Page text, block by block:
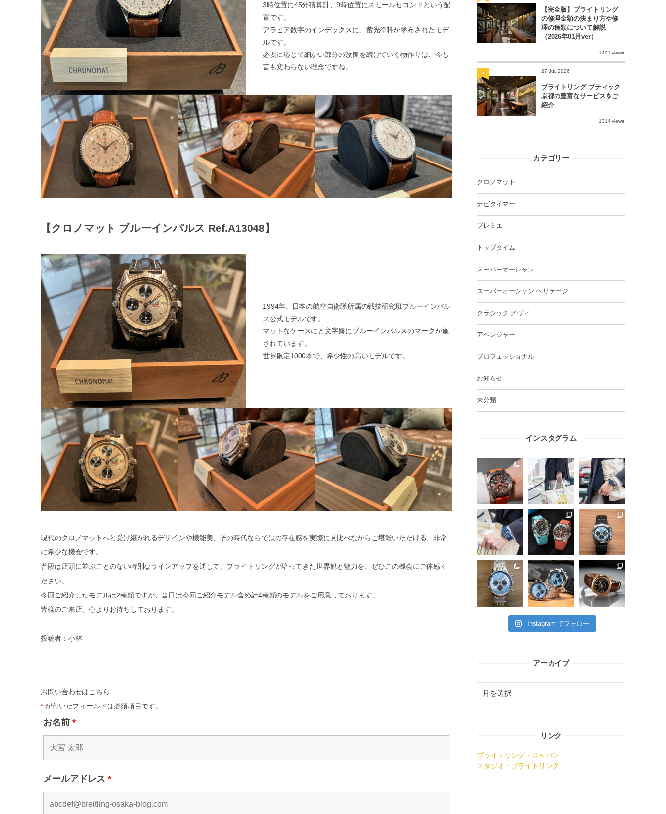
3時位置に45分積算計、9時位置にスモールセコンドという配
置です。
アラビア数字のインデックスに、蓄光塗料が塗布されたモデ
ルです。
必要に応じて細かい部分の改良を続けていく物作りは、今も
昔も変わらない理念ですね。
【クロノマット ブルーインパルス Ref.A13048】
1994年、日本の航空自衛隊所属の戦技研究班ブルーインパル
ス公式モデルです。
マットなケースにと文字盤にブルーインパルスのマークが施
されています。
世界限定1000本で、希少性の高いモデルです。
現代のクロノマットへと受け継がれるデザインや機能美、その時代ならではの存在感を実際に見比べながらご堪能いただける、非常
に希少な機会です。
普段は店頭に並ぶことのない特別なラインアップを通して、ブライトリングが培ってきた世界観と魅力を、ぜひこの機会にご体感く
ださい。
今回ご紹介したモデルは2種類ですが、当日は今回ご紹介モデル含め計4種類のモデルをご用意しております。
皆様のご来店、心よりお待ちしております。
投稿者：小林
お問い合わせはこちら
*が付いたフィールドは必須項目です。
お名前 *
メールアドレス*
【完全版】ブライトリング
の修理金額の決まり方や修
理の種類について解説
（2026年01月ver）
1401 views
27 Jul, 2026
ブライトリング ブティック
京都の豊富なサービスをご
紹介
1314 views
5
カテゴリー
クロノマット
ナビタイマー
プレミエ
トップタイム
スーパーオーシャン
スーパーオーシャン ヘリテージ
クラシック アヴィ
アベンジャー
プロフェッショナル
お知らせ
未分類
インスタグラム
Instagram でフォロー
アーカイブ
リンク
ブライトリング・ジャパン
スタジオ・ブライトリング